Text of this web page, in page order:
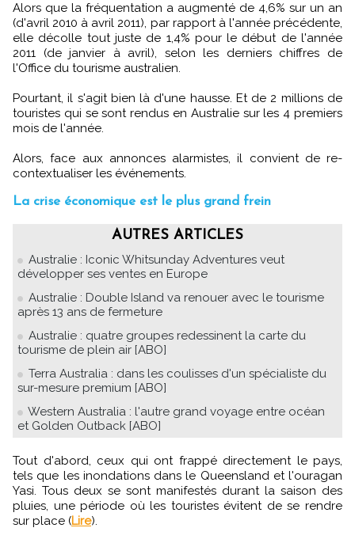
Alors que la fréquentation a augmenté de 4,6% sur un an
(d'avril 2010 à avril 2011), par rapport à l'année précédente,
elle décolle tout juste de 1,4% pour le début de l'année
2011 (de janvier à avril), selon les derniers chiffres de
l'Office du tourisme australien.
Pourtant, il s'agit bien là d'une hausse. Et de 2 millions de
touristes qui se sont rendus en Australie sur les 4 premiers
mois de l'année.
Alors, face aux annonces alarmistes, il convient de re-
contextualiser les événements.
La crise économique est le plus grand frein
AUTRES ARTICLES
Australie : Iconic Whitsunday Adventures veut
développer ses ventes en Europe
Australie : Double Island va renouer avec le tourisme
après 13 ans de fermeture
Australie : quatre groupes redessinent la carte du
tourisme de plein air [ABO]
Terra Australia : dans les coulisses d'un spécialiste du
sur-mesure premium [ABO]
Western Australia : l'autre grand voyage entre océan
et Golden Outback [ABO]
Tout d'abord, ceux qui ont frappé directement le pays,
tels que les inondations dans le Queensland et l'ouragan
Yasi. Tous deux se sont manifestés durant la saison des
pluies, une période où les touristes évitent de se rendre
sur place (Lire).